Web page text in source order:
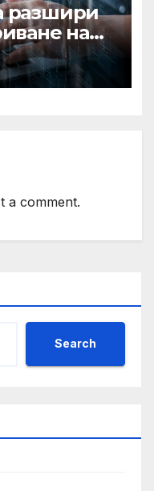
разшири
на
ИИ при
на
a comment.
Search